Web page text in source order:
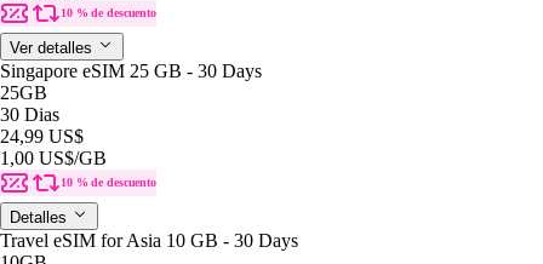
10 % de descuento
Ver detalles
Singapore eSIM 25 GB - 30 Days
25GB
30 Dias
24,99 US$
1,00 US$/GB
10 % de descuento
Detalles
Travel eSIM for Asia 10 GB - 30 Days